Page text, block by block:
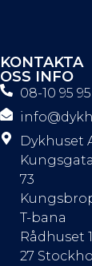
KONTAKTA
OSS INFO
08-10 95 95
Dykhuset
73
T-bana
Rådhuset
27